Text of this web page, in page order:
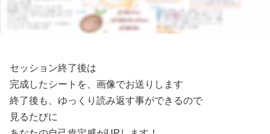
セッション終了後は
完成したシートを、画像でお送りします
終了後も、ゆっくり読み返す事ができるので
見るたびに